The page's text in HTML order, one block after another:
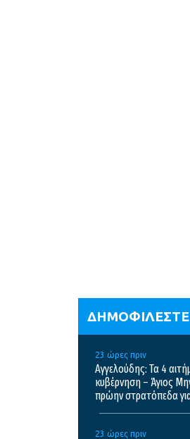
23 ώρες πριν
Αγγελούδης: Τα 4
κυβέρνηση – Άγιος
πρώην στρατόπεδα
23 ώρες πριν